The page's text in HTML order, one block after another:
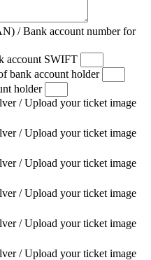
/ Bank account number for
account SWIFT
bank account holder
holder
/ Upload your ticket image
/ Upload your ticket image
/ Upload your ticket image
/ Upload your ticket image
/ Upload your ticket image
/ Upload your ticket image